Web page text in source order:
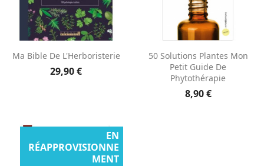
Ma Bible De L'Herboristerie
29,90 €
50 Solutions Plantes Mon
Petit Guide De
Phytothérapie
8,90 €
EN
RÉAPPROVISIONNE
MENT